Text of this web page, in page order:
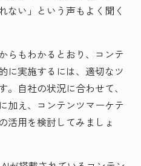
ない」という声もよく聞く
らもわかるとおり、コンテ
に実施するには、適切なツ
自社の状況に合わせて、
加え、コンテンツマーケテ
活用を検討してみましょ